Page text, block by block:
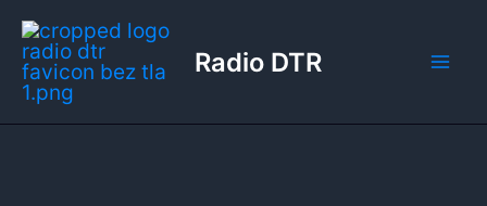
Przejdź
do
treści
Radio DTR